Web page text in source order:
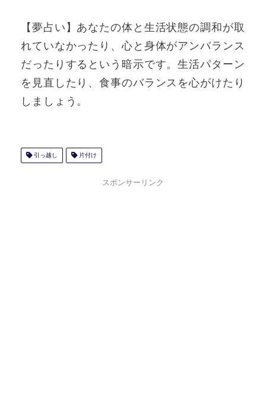
【夢占い】あなたの体と生活状態の調和が取
れていなかったり、心と身体がアンバランス
だったりするという暗示です。生活パターン
を見直したり、食事のバランスを心がけたり
しましょう。
引っ越し 片付け
スポンサーリンク